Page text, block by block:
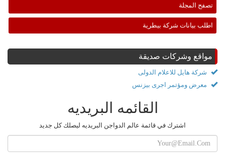
تصفح المجلة
اطلب بيانات شركة بيطرية
مواقع وشركات صديقة
شركة هايل للاعلام الدولى
معرض ومؤتمر اجرى بيزنس
القائمه البريديه
اشترك في قائمة عالم الدواجن البريديه ليصلك كل جديد